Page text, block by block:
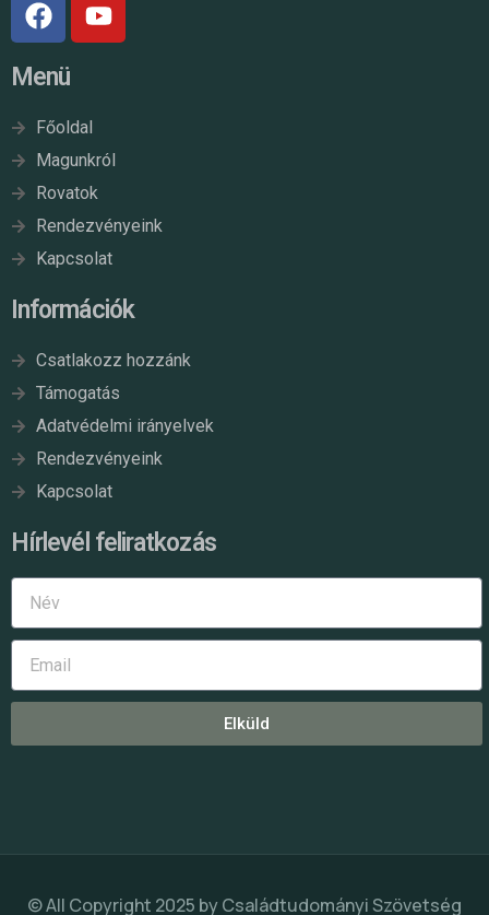
Menü
Főoldal
Magunkról
Rovatok
Rendezvényeink
Kapcsolat
Információk
Csatlakozz hozzánk
Támogatás
Adatvédelmi irányelvek
Rendezvényeink
Kapcsolat
Hírlevél feliratkozás
Elküld
© All Copyright 2025 byCsaládtudományi Szövetség